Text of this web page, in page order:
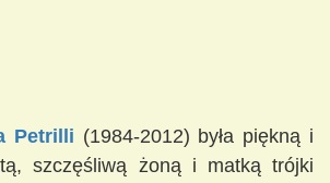
Petrilli (1984-2012) była piękną i
szczęśliwą żoną i matką trójki